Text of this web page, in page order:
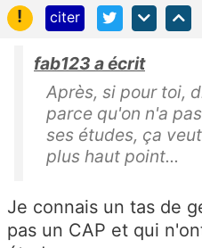
!
citer
fab123 a écrit
Après, si pour toi,
parce qu'on n'a
ses études, ça
plus haut point...
Je connais un tas de
pas un CAP et qui